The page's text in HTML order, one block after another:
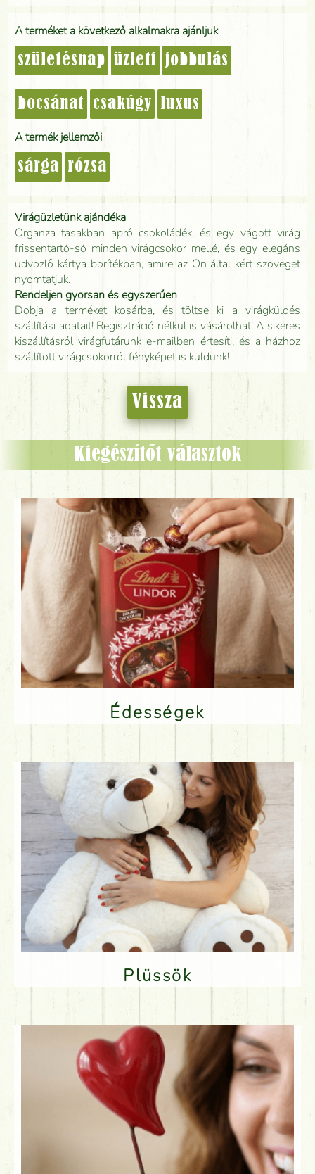
A terméket a következő alkalmakra ajánljuk
születésnap üzleti jobbulás
bocsánat csakúgy luxus
A termék jellemzői
sárga rózsa
Virágüzletünk ajándéka
Organza tasakban apró csokoládék, és egy vágott virág
frissentartó-só minden virágcsokor mellé, és egy elegáns
üdvözlő kártya borítékban, amire az Ön által kért szöveget
nyomtatjuk.
Rendeljen gyorsan és egyszerűen
Dobja a terméket kosárba, és töltse ki a virágküldés
szállítási adatait! Regisztráció nélkül is vásárolhat! A sikeres
kiszállításról virágfutárunk e-mailben értesíti, és a házhoz
szállított virágcsokorról fényképet is küldünk!
Vissza
Kiegészítőt választok
Édességek
Plüssök